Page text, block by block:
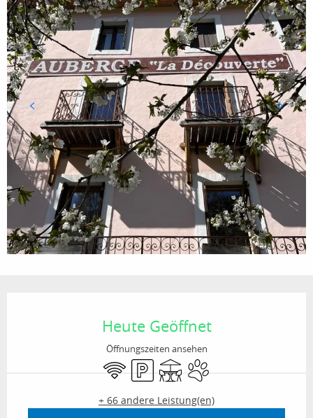
Heute Geöffnet
Öffnungszeiten ansehen
Wi-Fi ParkplatzTerrasseTiere erlaubt
+ 66 andere Leistung(en)